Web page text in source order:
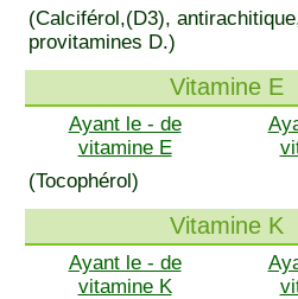
(Calciférol,(D3),
provitamines D.)
Vitamine E
Ayant le - de
vitamine E
(Tocophérol)
Vitamine K
Ayant le - de
vitamine K